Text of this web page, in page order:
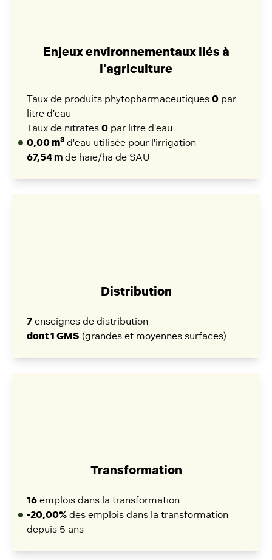
Enjeux environnementaux liés à
l'agriculture
Taux de produits phytopharmaceutiques 0 par
litre d'eau
Taux de nitrates 0 par litre d'eau
0,00 m3 d'eau utilisée pour l'irrigation
67,54 m de haie/ha de SAU
Distribution
7 enseignes de distribution
dont 1 GMS (grandes et moyennes surfaces)
Transformation
16 emplois dans la transformation
-20,00% des emplois dans la transformation
depuis 5 ans